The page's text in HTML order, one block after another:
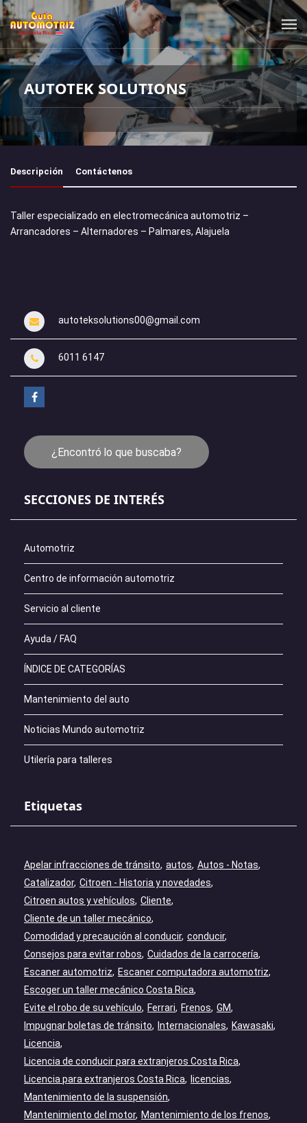
AUTOTEK SOLUTIONS
Descripción Contáctenos
Taller especializado en electromecánica automotriz –
Arrancadores – Alternadores – Palmares, Alajuela
autoteksolutions00@gmail.com
6011 6147
¿Encontró lo que buscaba?
SECCIONES DE INTERÉS
Automotriz
Centro de información automotriz
Servicio al cliente
Ayuda / FAQ
ÍNDICE DE CATEGORÍAS
Mantenimiento del auto
Noticias Mundo automotriz
Utilería para talleres
Etiquetas
Apelar infracciones de tránsito autos Autos - Notas
Catalizador Citroen - Historia y novedades
Citroen autos y vehículos Cliente
Cliente de un taller mecánico
Comodidad y precaución al conducir conducir
Consejos para evitar robos Cuidados de la carrocería
Escaner automotriz
Escaner computadora automotriz
Escoger un taller mecánico Costa Rica
Evite el robo de su vehículo
Ferrari Frenos GM
Impugnar boletas de tránsito
Internacionales
Kawasaki
Licencia
Licencia de conducir para extranjeros Costa Rica
Licencia para extranjeros Costa Rica
licencias
Mantenimiento de la suspensión
Mantenimiento del motor
Mantenimiento de los frenos